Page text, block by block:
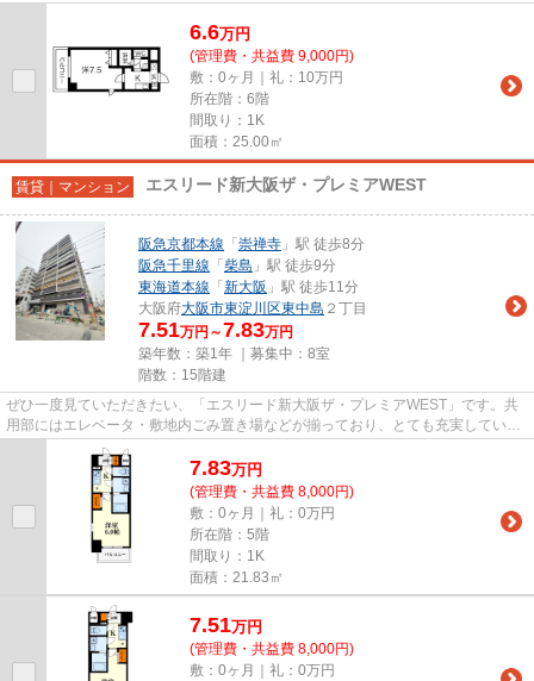
6.6万円
(管理費・共益費 9,000円)
敷：0ヶ月｜礼：10万円
所在階：6階
間取り：1K
面積：25.00㎡
賃貸｜マンション エスリード新大阪ザ・プレミアWEST
阪急京都本線 「 崇禅寺 」駅 徒歩8分
阪急千里線 「 柴島 」駅 徒歩9分
東海道本線 「 新大阪 」駅 徒歩11分
大阪府大阪市東淀川区東中島 ２丁目
7.51万円～7.83万円
築年数：築1年 ｜募集中： 8室
階数：15階建
ぜひ一度見ていただきたい、「エスリード新大阪ザ・プレミアWEST」です。共
用部にはエレベータ・敷地内ごみ置き場などが揃っており、とても充実していま
す。地上15階建ての物件。駅か...
7.83万円
(管理費・共益費 8,000円)
敷：0ヶ月｜礼：0万円
所在階：5階
間取り：1K
面積：21.83㎡
7.51万円
(管理費・共益費 8,000円)
敷：0ヶ月｜礼：0万円